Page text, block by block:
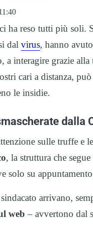
ha reso tutti più soli.
dal virus, hanno
a interagire grazie
cari a distanza,
le insidie.
dalla
sulle truffe e
, la struttura che
solo su
arrivano,
web – avvertono dal